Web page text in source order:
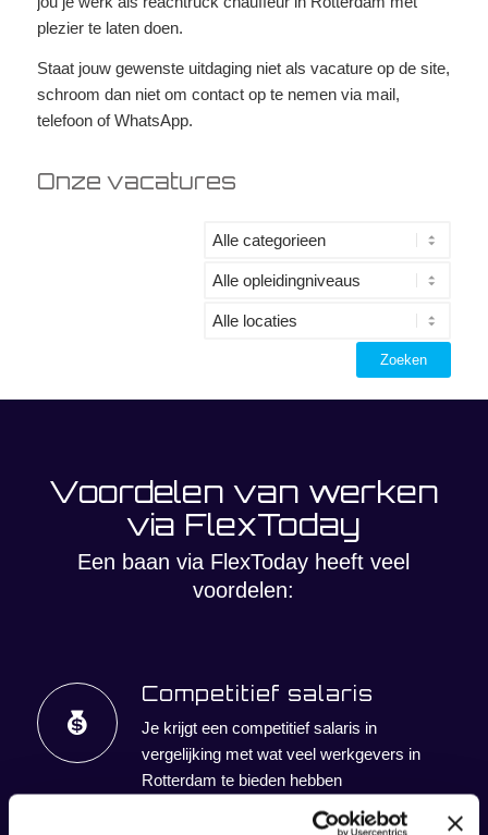
plezier te laten doen.
Staat jouw gewenste uitdaging niet als vacature op de site,
schroom dan niet om contact op te nemen via mail,
telefoon of WhatsApp.
Onze vacatures
Voordelen van werken
via FlexToday
Een baan via FlexToday heeft veel
voordelen:
Competitief salaris
Je krijgt een competitief salaris in
vergelijking met wat veel werkgevers in
Rotterdam te bieden hebben